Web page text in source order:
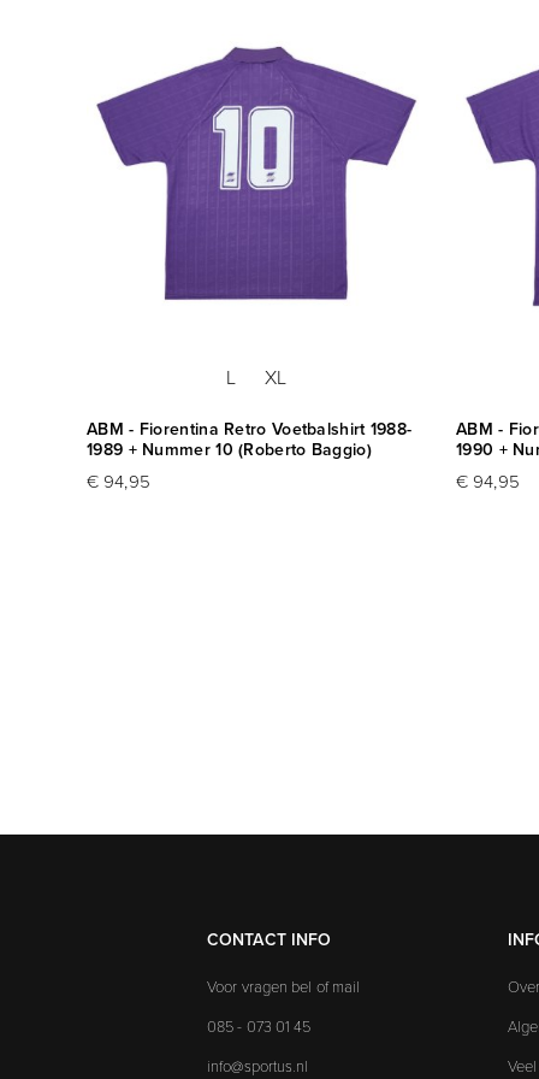
L XL
ABM - Fiorentina Retro Voetbalshirt 1988-
1989 + Nummer 10 (Roberto Baggio)
€ 94,95
ABM -
1990 +
€ 94,95
CONTACT INFO
Voor vragen bel of mail
085 - 073 01 45
info@sportus.nl